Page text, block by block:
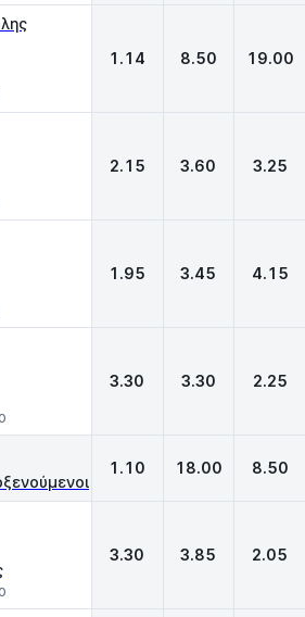
1.14 8.50 19.00
2.15 3.60 3.25
1.95 3.45 4.15
3.30 3.30 2.25
1.10 18.00 8.50
3.30 3.85 2.05